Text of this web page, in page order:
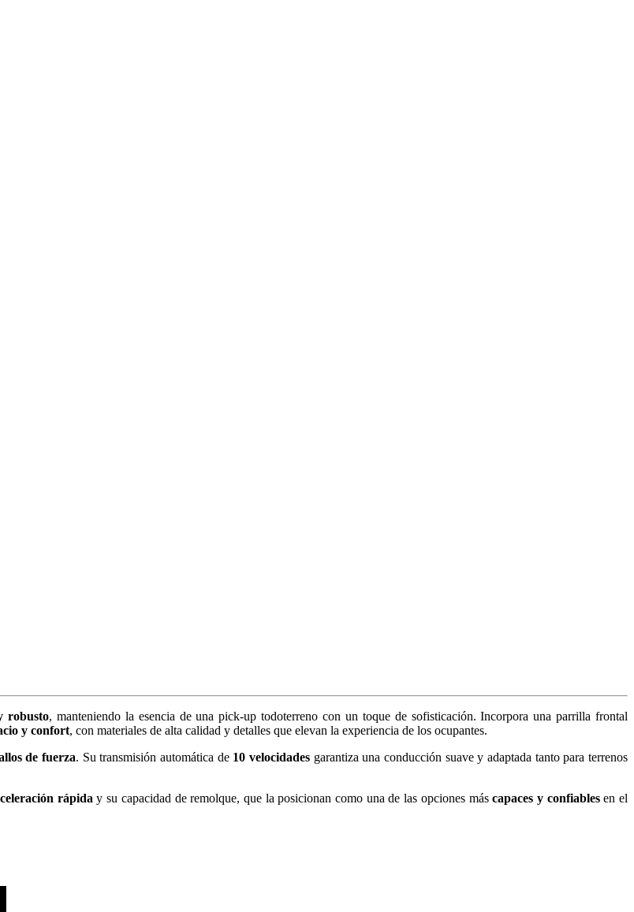
robusto, manteniendo la esencia de una pick-up todoterreno con un toque de sofisticación. Incorpora una parrilla frontal
y confort, con materiales de alta calidad y detalles que elevan la experiencia de los ocupantes.
de fuerza. Su transmisión automática de 10 velocidades garantiza una conducción suave y adaptada tanto para terrenos
rápida y su capacidad de remolque, que la posicionan como una de las opciones máscapaces y confiablesen el